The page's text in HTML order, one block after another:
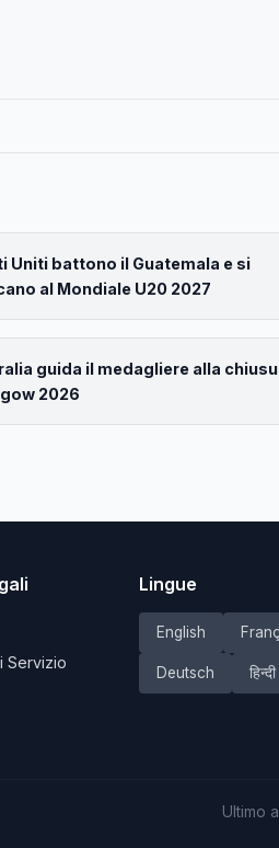
Uniti battono il Guatemala e si
al Mondiale U20 2027
guida il medagliere alla
2026
Servizio
Lingue
English
Deutsch हिन्दी
Ultimo